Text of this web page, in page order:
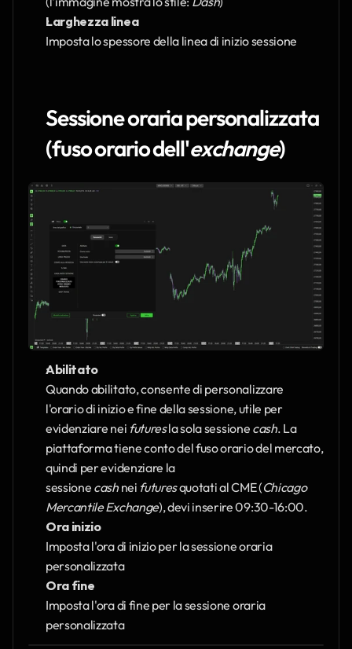
Larghezza linea
Imposta lo spessore della linea di inizio sessione
Sessione oraria personalizzata
(fuso orario dell'exchange)
Abilitato
Quando abilitato, consente di personalizzare
l'orario di inizio e fine della sessione, utile per
evidenziare nei futures la sola sessione cash. La
piattaforma tiene conto del fuso orario del mercato,
quindi per evidenziare la
sessione cash nei futures quotati al CME (Chicago
Mercantile Exchange), devi inserire 09:30-16:00.
Ora inizio
Imposta l'ora di inizio per la sessione oraria
personalizzata
Ora fine
Imposta l'ora di fine per la sessione oraria
personalizzata